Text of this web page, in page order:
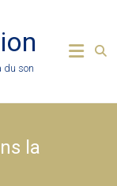
du son
la